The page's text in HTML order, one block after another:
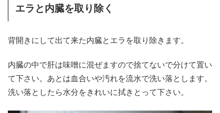
エラと内臓を取り除く
背開きにして出て来た内臓とエラを取り除きます。
内臓の中で肝は味噌に混ぜますので捨てないで分けて置い
て下さい。あとは血合いや汚れを流水で洗い落とします。
洗い落としたら水分をきれいに拭きとって下さい。